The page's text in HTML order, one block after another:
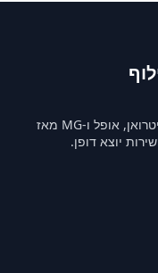
השותף המהימן שלכם לחלקי חילוף פיג'ו, סיטרואן, אופל ו-MG מאז